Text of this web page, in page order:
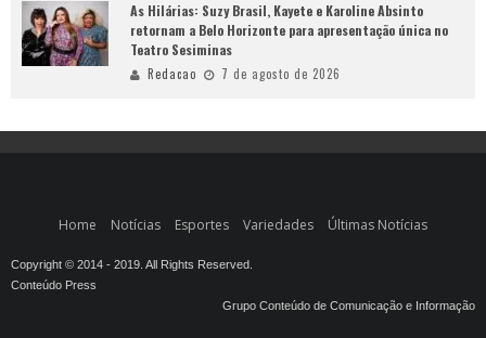
As Hilárias: Suzy Brasil, Kayete e Karoline Absinto
retornam a Belo Horizonte para apresentação única no
Teatro Sesiminas
Redacao 7 de agosto de 2026
Home Notícias Esportes Variedades Últimas Notícias
Copyright © 2014 - 2019. All Rights Reserved.
Conteúdo Press
Grupo Conteúdo de Comunicação e Informação